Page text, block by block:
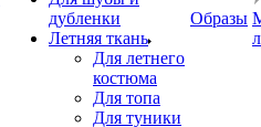
дубленки
Летняя ткань
Для летнего
костюма
Для топа
Для туники
Образы